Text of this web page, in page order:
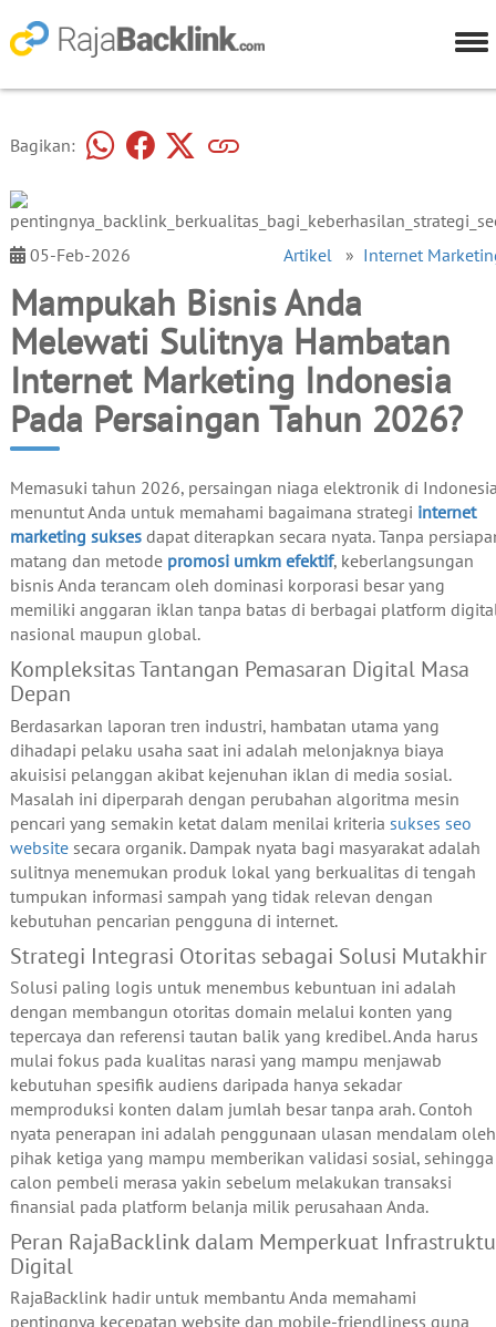
Bagikan:
05-Feb-2026 Artikel » Internet
Mampukah Bisnis Anda
Melewati Sulitnya Hambatan
Internet Marketing Indonesia
Pada Persaingan Tahun 2026?
Memasuki tahun 2026, persaingan niaga elektronik di
menuntut Anda untuk memahami bagaimana strategi internet
marketing suksesdapat diterapkan secara nyata. Tanpa
matang dan metode promosi umkm efektif, keberlangsungan
bisnis Anda terancam oleh dominasi korporasi besar yang
memiliki anggaran iklan tanpa batas di berbagai platform
nasional maupun global.
Kompleksitas Tantangan Pemasaran Digital Masa
Depan
Berdasarkan laporan tren industri, hambatan utama yang
dihadapi pelaku usaha saat ini adalah melonjaknya biaya
akuisisi pelanggan akibat kejenuhan iklan di media sosial.
Masalah ini diperparah dengan perubahan algoritma mesin
pencari yang semakin ketat dalam menilai kriteria sukses seo
websitesecara organik. Dampak nyata bagi masyarakat adalah
sulitnya menemukan produk lokal yang berkualitas di tengah
tumpukan informasi sampah yang tidak relevan dengan
kebutuhan pencarian pengguna di internet.
Strategi Integrasi Otoritas sebagai Solusi Mutakhir
Solusi paling logis untuk menembus kebuntuan ini adalah
dengan membangun otoritas domain melalui konten yang
tepercaya dan referensi tautan balik yang kredibel. Anda harus
mulai fokus pada kualitas narasi yang mampu menjawab
kebutuhan spesifik audiens daripada hanya sekadar
memproduksi konten dalam jumlah besar tanpa arah. Contoh
nyata penerapan ini adalah penggunaan ulasan mendalam oleh
pihak ketiga yang mampu memberikan validasi sosial, sehingga
calon pembeli merasa yakin sebelum melakukan transaksi
finansial pada platform belanja milik perusahaan Anda.
Peran RajaBacklink dalam Memperkuat
Digital
RajaBacklink hadir untuk membantu Anda memahami
pentingnya kecepatan website dan mobile-friendliness guna